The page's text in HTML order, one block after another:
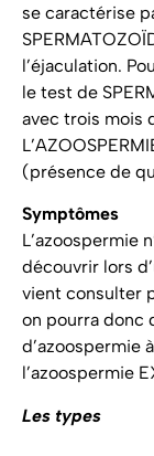
se caractérise
l’éjaculation.
le test de
avec trois mois
(présence de
Symptômes
L’azoospermie
découvrir lors
vient consulter
on pourra donc
d’azoospermie
l’azoospermie
Les types